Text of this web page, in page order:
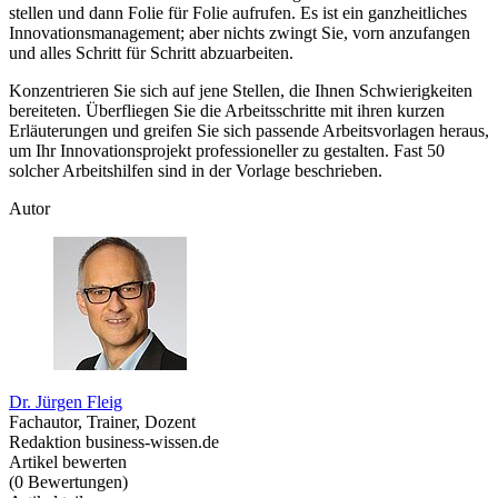
stellen und dann Folie für Folie aufrufen. Es ist ein ganzheitliches
Innovationsmanagement; aber nichts zwingt Sie, vorn anzufangen
und alles Schritt für Schritt abzuarbeiten.
Konzentrieren Sie sich auf jene Stellen, die Ihnen Schwierigkeiten
bereiteten. Überfliegen Sie die Arbeitsschritte mit ihren kurzen
Erläuterungen und greifen Sie sich passende Arbeitsvorlagen heraus,
um Ihr Innovationsprojekt professioneller zu gestalten. Fast 50
solcher Arbeitshilfen sind in der Vorlage beschrieben.
Autor
Dr. Jürgen Fleig
Fachautor, Trainer, Dozent
Redaktion business-wissen.de
Artikel bewerten
(0 Bewertungen)